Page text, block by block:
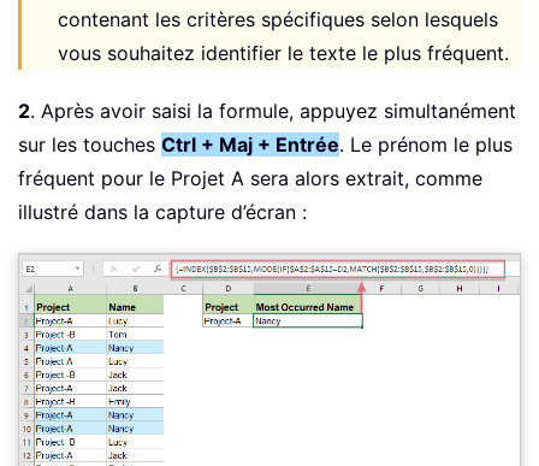
contenant les critères spécifiques selon lesquels
vous souhaitez identifier le texte le plus fréquent.
2. Après avoir saisi la formule, appuyez simultanément
sur les touches Ctrl + Maj + Entrée. Le prénom le plus
fréquent pour le Projet A sera alors extrait, comme
illustré dans la capture d’écran :